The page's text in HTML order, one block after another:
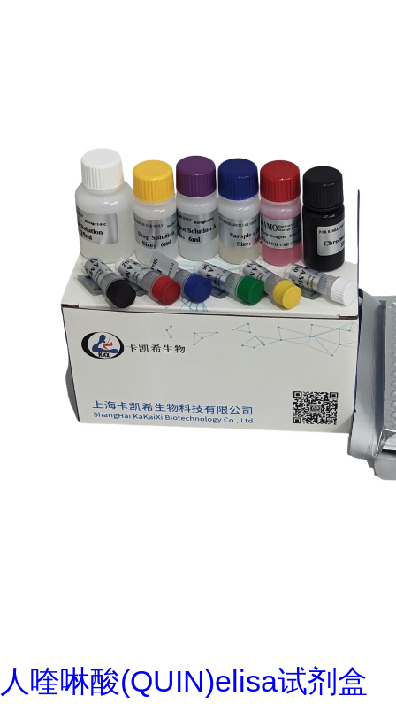
人喹啉酸(QUIN)elisa试剂盒